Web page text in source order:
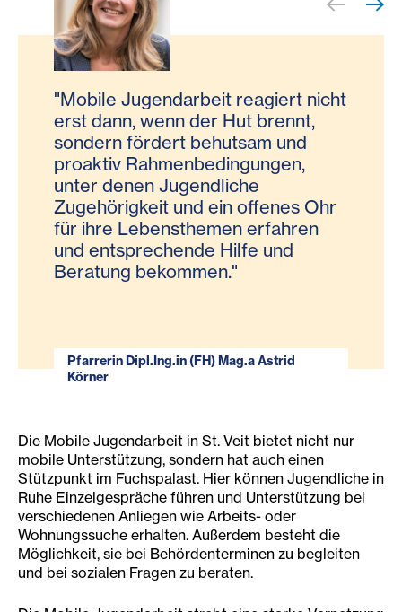
"Mobile Jugendarbeit reagiert nicht
erst dann, wenn der Hut brennt,
sondern fördert behutsam und
proaktiv Rahmenbedingungen,
unter denen Jugendliche
Zugehörigkeit und ein offenes Ohr
für ihre Lebensthemen erfahren
und entsprechende Hilfe und
Beratung bekommen."
Pfarrerin Dipl.Ing.in (FH) Mag.a Astrid
Körner
"Uns geht es darum, Jugendliche
und junge Erwachsene in St. Veit zu
informieren, zu beraten, zu
begleiten und zu unterstützen.
Gemeinsam wollen wir Projekte
und Aktivitäten umsetzen und wenn
notwendig, auch die
Grundversorgung sicherstellen."
ASA Matthias Liebenwein MA
"Ziel in der Kinder- und Jugendhilfe
in Kärnten ist es, das Angebot der
Mobilen Jugendhilfe weiter
auszubauen, denn sie bietet
Unterstützung, Chancengleichheit
und Integration."
Landesrätin Sara Schaar
„Gemeinsam werden wir die Mobile
Jugendarbeit zu einem Erfolg
machen und damit eine lebendige,
vielfältige und jugendfreundliche
Stadt schaffen. Durch diese
Investition in unsere Jugend
investieren wir gleichzeitig in die
Zukunft unserer Stadt."
Martin Kulmer, Bürgermeister der Stadt St.
Veit
Die Mobile Jugendarbeit in St. Veit bietet nicht nur
mobile Unterstützung, sondern hat auch einen
Stützpunkt im Fuchspalast. Hier können Jugendliche in
Ruhe Einzelgespräche führen und Unterstützung bei
verschiedenen Anliegen wie Arbeits- oder
Wohnungssuche erhalten. Außerdem besteht die
Möglichkeit, sie bei Behördenterminen zu begleiten
und bei sozialen Fragen zu beraten.